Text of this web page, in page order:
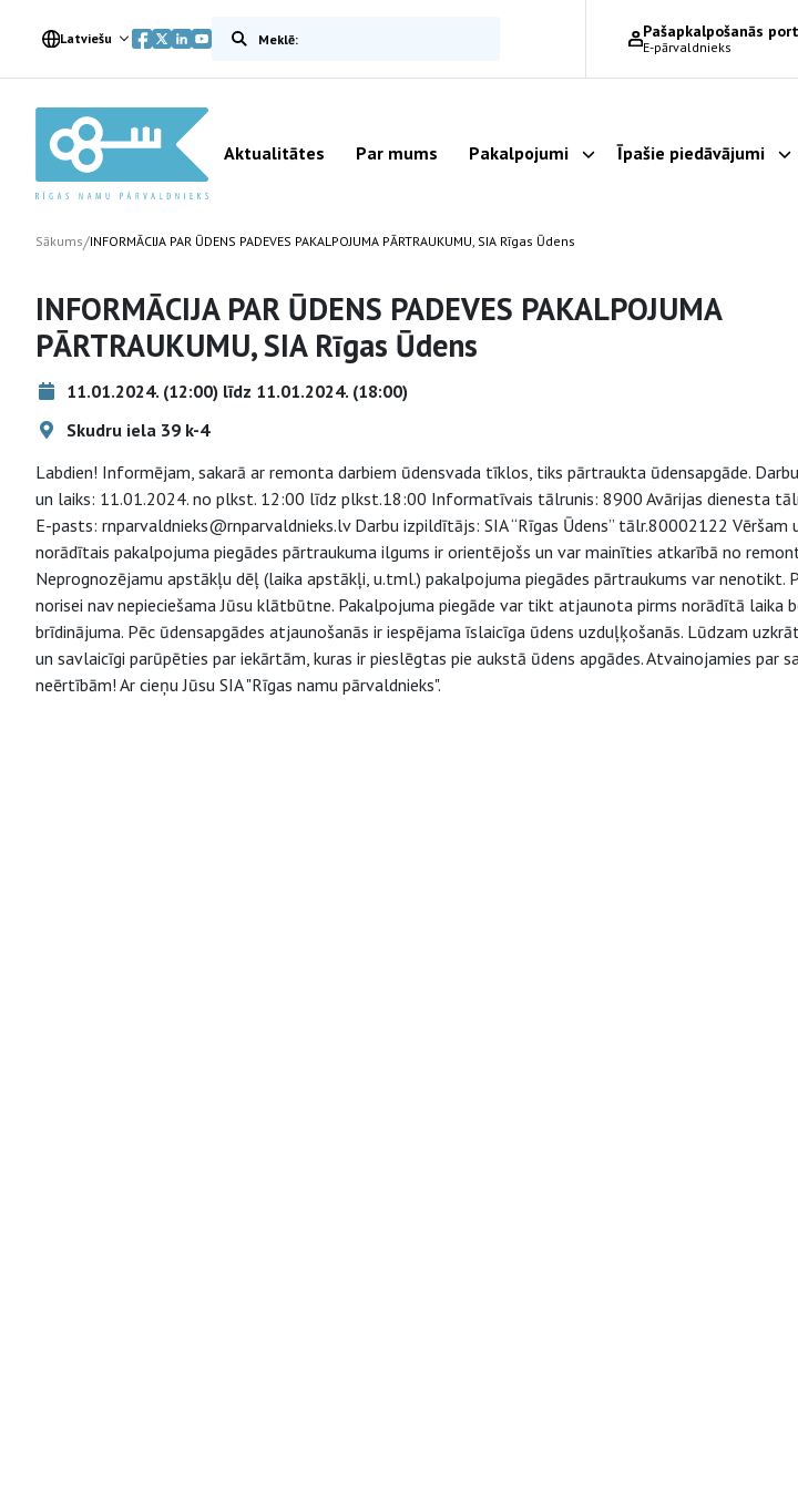
Latviešu Meklēt vietnē Pašapkalpošanās
E-pārvaldnieks
Aktualitātes Par mums Pakalpojumi Parādīt apakšizvēlni
Īpašie piedāvājumi
Sākums/INFORMĀCIJA PAR ŪDENS PADEVES PAKALPOJUMA PĀRTRAUKUMU, SIA Rīgas Ūdens
INFORMĀCIJA PAR ŪDENS PADEVES PAKALPOJUMA
PĀRTRAUKUMU, SIA Rīgas Ūdens
11.01.2024. (12:00) līdz 11.01.2024. (18:00)
Skudru iela 39 k-4
Labdien! Informējam, sakarā ar remonta darbiem ūdensvada tīklos, tiks pārtraukta ūdensapgāde.
un laiks: 11.01.2024. no plkst. 12:00 līdz plkst.18:00 Informatīvais tālrunis: 8900 Avārijas dienesta
E-pasts: rnparvaldnieks@rnparvaldnieks.lv Darbu izpildītājs: SIA “Rīgas Ūdens” tālr.80002122 Vēršam
norādītais pakalpojuma piegādes pārtraukuma ilgums ir orientējošs un var mainīties atkarībā no
Neprognozējamu apstākļu dēļ (laika apstākļi, u.tml.) pakalpojuma piegādes pārtraukums var nenotikt.
norisei nav nepieciešama Jūsu klātbūtne. Pakalpojuma piegāde var tikt atjaunota pirms norādītā laika
brīdinājuma. Pēc ūdensapgādes atjaunošanās ir iespējama īslaicīga ūdens uzduļķošanās. Lūdzam
un savlaicīgi parūpēties par iekārtām, kuras ir pieslēgtas pie aukstā ūdens apgādes. Atvainojamies par
neērtībām! Ar cieņu Jūsu SIA "Rīgas namu pārvaldnieks".